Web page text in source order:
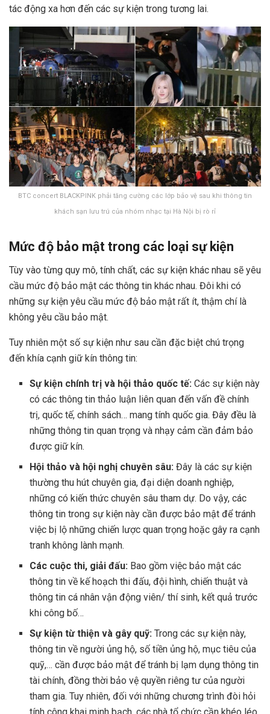
tác động xa hơn đến các sự kiện trong tương lai.
BTC concert BLACKPINK phải tăng cường các lớp bảo vệ sau khi thông tin
khách sạn lưu trú của nhóm nhạc tại Hà Nội bị rò rỉ
Mức độ bảo mật trong các loại sự kiện
Tùy vào từng quy mô, tính chất, các sự kiện khác nhau sẽ yêu
cầu mức độ bảo mật các thông tin khác nhau. Đôi khi có
những sự kiện yêu cầu mức độ bảo mật rất ít, thậm chí là
không yêu cầu bảo mật.
Tuy nhiên một số sự kiện như sau cần đặc biệt chú trọng
đến khía cạnh giữ kín thông tin:
Sự kiện chính trị và hội thảo quốc tế: Các sự kiện này
có các thông tin thảo luận liên quan đến vấn đề chính
trị, quốc tế, chính sách… mang tính quốc gia. Đây đều là
những thông tin quan trọng và nhạy cảm cần đảm bảo
được giữ kín.
Hội thảo và hội nghị chuyên sâu:Đây là các sự kiện
thường thu hút chuyên gia, đại diện doanh nghiệp,
những có kiến thức chuyên sâu tham dự. Do vậy, các
thông tin trong sự kiện này cần được bảo mật để tránh
việc bị lộ những chiến lược quan trọng hoặc gây ra cạnh
tranh không lành mạnh.
Các cuộc thi, giải đấu: Bao gồm việc bảo mật các
thông tin về kế hoạch thi đấu, đội hình, chiến thuật và
thông tin cá nhân vận động viên/ thí sinh, kết quả trước
khi công bố…
Sự kiện từ thiện và gây quỹ: Trong các sự kiện này,
thông tin về người ủng hộ, số tiền ủng hộ, mục tiêu của
quỹ,… cần được bảo mật để tránh bị lạm dụng thông tin
tài chính, đồng thời bảo vệ quyền riêng tư của người
tham gia. Tuy nhiên, đối với những chương trình đòi hỏi
tính công khai minh bạch, các nhà tổ chức cần khéo léo